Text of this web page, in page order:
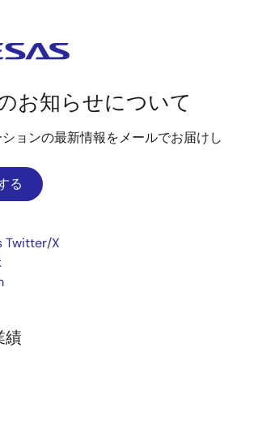
お知らせについて
ョンの最新情報をメールでお届けし
る
Twitter/X
績